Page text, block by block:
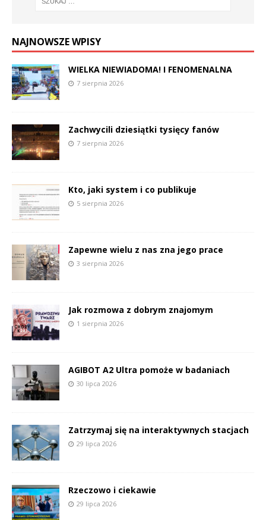
NAJNOWSZE WPISY
WIELKA NIEWIADOMA! I FENOMENALNA
7 sierpnia 2026
Zachwycili dziesiątki tysięcy fanów
7 sierpnia 2026
Kto, jaki system i co publikuje
5 sierpnia 2026
Zapewne wielu z nas zna jego prace
3 sierpnia 2026
Jak rozmowa z dobrym znajomym
1 sierpnia 2026
AGIBOT A2 Ultra pomoże w badaniach
30 lipca 2026
Zatrzymaj się na interaktywnych stacjach
29 lipca 2026
Rzeczowo i ciekawie
29 lipca 2026